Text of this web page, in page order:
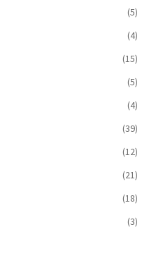
(5)
(4)
(15)
(5)
(4)
(39)
(12)
(21)
(18)
(3)